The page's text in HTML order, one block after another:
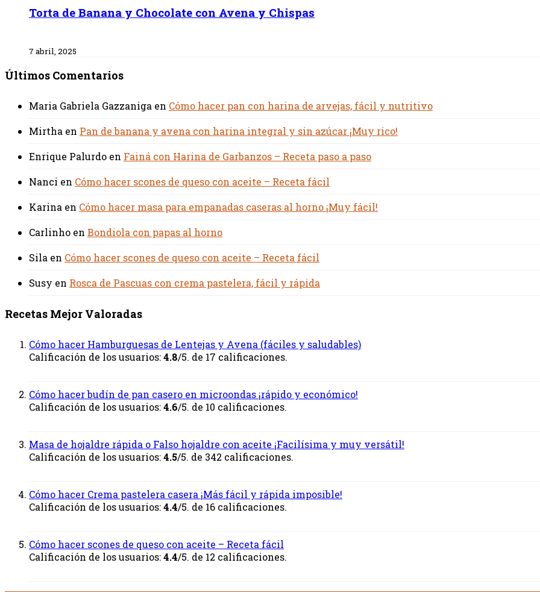
Torta de Banana y Chocolate con Avena y Chispas
7 abril, 2025
Últimos Comentarios
Maria Gabriela Gazzaniga en Cómo hacer pan con harina de arvejas, fácil y nutritivo
Mirtha en Pan de banana y avena con harina integral y sin azúcar ¡Muy rico!
Enrique Palurdo en Fainá con Harina de Garbanzos – Receta paso a paso
Nanci en Cómo hacer scones de queso con aceite – Receta fácil
Karina en Cómo hacer masa para empanadas caseras al horno ¡Muy fácil!
Carlinho en Bondiola con papas al horno
Sila en Cómo hacer scones de queso con aceite – Receta fácil
Susy en Rosca de Pascuas con crema pastelera, fácil y rápida
Recetas Mejor Valoradas
Cómo hacer Hamburguesas de Lentejas y Avena (fáciles y saludables)
Calificación de los usuarios:4.8/5. de 17 calificaciones.
Cómo hacer budín de pan casero en microondas ¡rápido y económico!
Calificación de los usuarios:4.6/5. de 10 calificaciones.
Masa de hojaldre rápida o Falso hojaldre con aceite ¡Facilísima y muy versátil!
Calificación de los usuarios:4.5/5. de 342 calificaciones.
Cómo hacer Crema pastelera casera ¡Más fácil y rápida imposible!
Calificación de los usuarios:4.4/5. de 16 calificaciones.
Cómo hacer scones de queso con aceite – Receta fácil
Calificación de los usuarios:4.4/5. de 12 calificaciones.